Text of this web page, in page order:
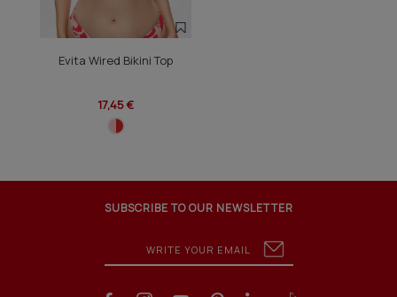
Evita Wired Bikini Top
17,45 €
SUBSCRIBE TO OUR NEWSLETTER